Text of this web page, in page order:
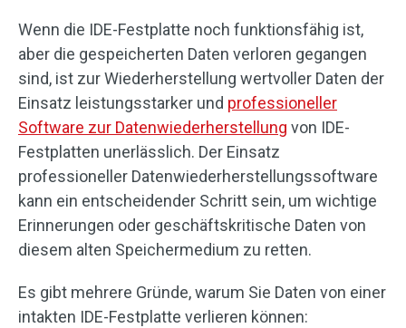
Wenn die IDE-Festplatte noch funktionsfähig ist,
aber die gespeicherten Daten verloren gegangen
sind, ist zur Wiederherstellung wertvoller Daten der
Einsatz leistungsstarker und professioneller
Software zur Datenwiederherstellung von IDE-
Festplatten unerlässlich. Der Einsatz
professioneller Datenwiederherstellungssoftware
kann ein entscheidender Schritt sein, um wichtige
Erinnerungen oder geschäftskritische Daten von
diesem alten Speichermedium zu retten.
Es gibt mehrere Gründe, warum Sie Daten von einer
intakten IDE-Festplatte verlieren können: